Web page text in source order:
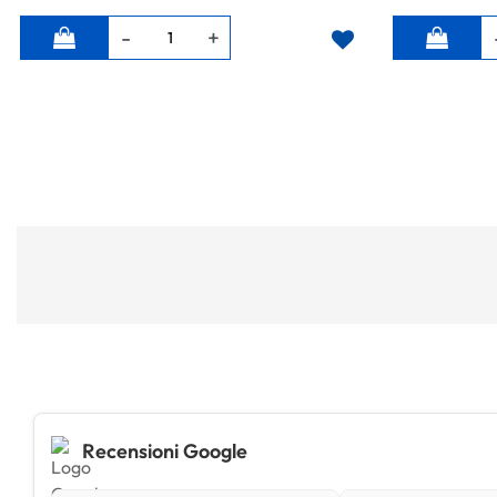
Quantità Quantità
Recensioni Google